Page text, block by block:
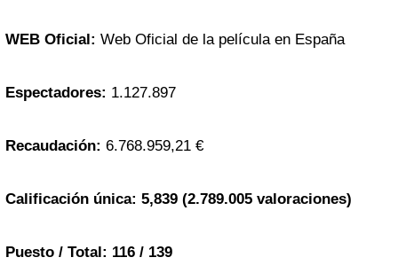
WEB Oficial: Web Oficial de la película en España
Espectadores: 1.127.897
Recaudación: 6.768.959,21 €
Calificación única: 5,839 (2.789.005 valoraciones)
Puesto / Total: 116 / 139